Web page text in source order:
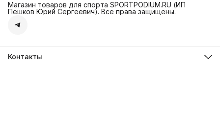
Магазин товаров для спорта SPORTPODIUM.RU (ИП
Пешков Юрий Сергеевич). Все права защищены.
Контакты